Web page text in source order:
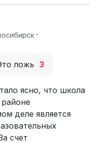
·
ложь 3
ясно, что школа
деле является
счет